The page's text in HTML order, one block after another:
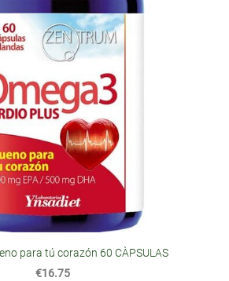
para tú corazón 60 CÀPSULAS
€16.75